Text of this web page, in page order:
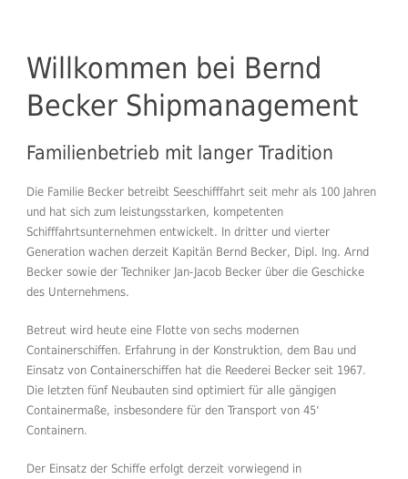
Willkommen bei Bernd
Becker Shipmanagement
Familienbetrieb mit langer Tradition
Die Familie Becker betreibt Seeschifffahrt seit mehr als 100 Jahren
und hat sich zum leistungsstarken, kompetenten
Schifffahrtsunternehmen entwickelt. In dritter und vierter
Generation wachen derzeit Kapitän Bernd Becker, Dipl. Ing. Arnd
Becker sowie der Techniker Jan-Jacob Becker über die Geschicke
des Unternehmens.
Betreut wird heute eine Flotte von sechs modernen
Containerschiffen. Erfahrung in der Konstruktion, dem Bau und
Einsatz von Containerschiffen hat die Reederei Becker seit 1967.
Die letzten fünf Neubauten sind optimiert für alle gängigen
Containermaße, insbesondere für den Transport von 45‘
Containern.
Der Einsatz der Schiffe erfolgt derzeit vorwiegend in